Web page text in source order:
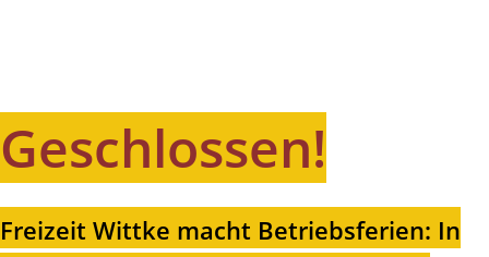
Geschlossen!
Freizeit Wittke macht Betriebsferien: In